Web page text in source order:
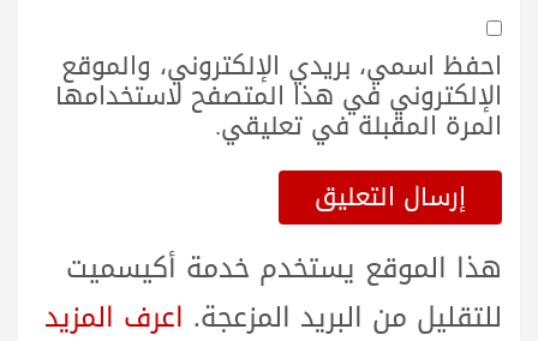
احفظ اسمي، بريدي الإلكتروني، والموقع
الإلكتروني في هذا المتصفح لاستخدامها
المرة المقبلة في تعليقي.
هذا الموقع يستخدم خدمة أكيسميت
للتقليل من البريد المزعجة. اعرف المزيد